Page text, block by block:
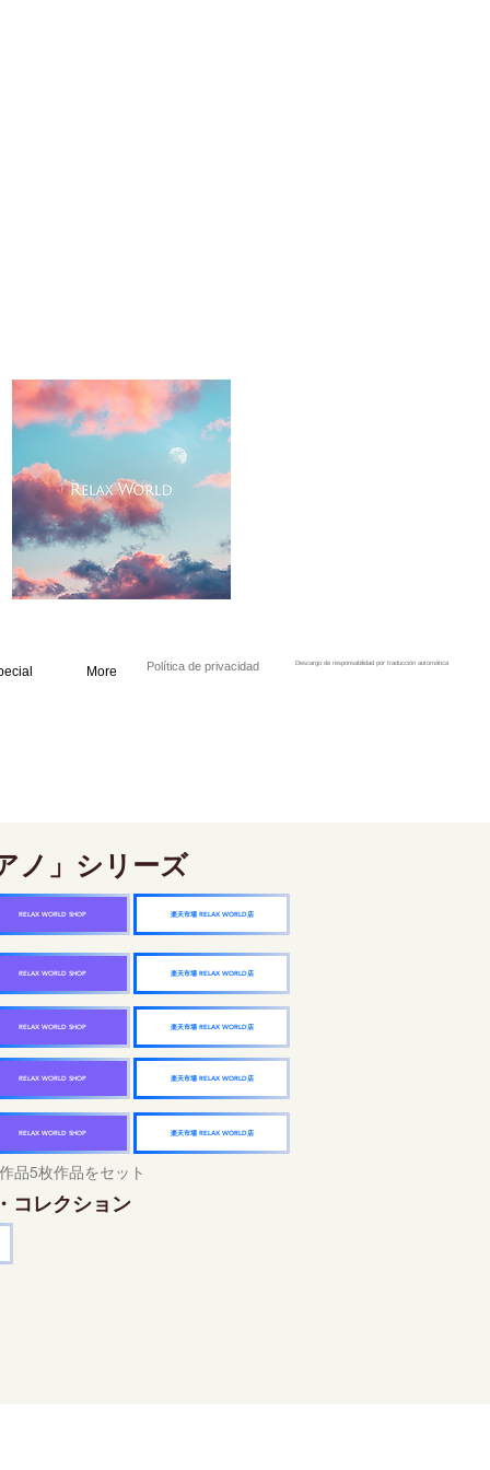
More Política de privacidad Descargo de responsabilidad por traducción automática
ノ」シリーズ
楽天市場 RELAX WORLD店
RELAX WORLD SHOP
楽天市場 RELAX WORLD店
RELAX WORLD SHOP
楽天市場 RELAX WORLD店
RELAX WORLD SHOP
楽天市場 RELAX WORLD店
RELAX WORLD SHOP
楽天市場 RELAX WORLD店
RELAX WORLD SHOP
品5枚作品をセット
コレクション